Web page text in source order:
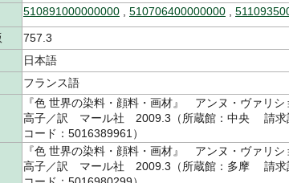
510891000000000 510706400000000
757.3
日本語
フランス語
『色 世界の染料・顔料・画材』 アンヌ・ヴァリ
高子／訳 マール社 2009.3（所蔵館：中央 請
コード：5016389961）
『色 世界の染料・顔料・画材』 アンヌ・ヴァリ
高子／訳 マール社 2009.3（所蔵館：多摩 請